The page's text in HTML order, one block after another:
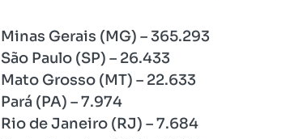
Minas Gerais (MG) – 365.293
São Paulo (SP) – 26.433
Mato Grosso (MT) – 22.633
Pará (PA) – 7.974
Rio de Janeiro (RJ) – 7.684